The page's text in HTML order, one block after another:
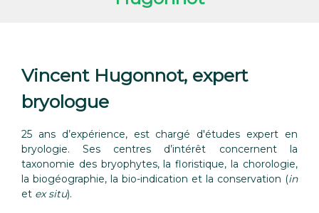
Vincent Hugonnot, expert
bryologue
25 ans d’expérience, est chargé d'études expert en
bryologie. Ses centres d’intérêt concernent la
taxonomie des bryophytes, la floristique, la chorologie,
la biogéographie, la bio-indication et la conservation (in
et ex situ).